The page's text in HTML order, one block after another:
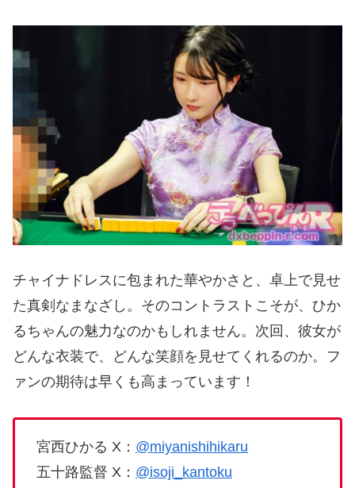
チャイナドレスに包まれた華やかさと、卓上で見せ
た真剣なまなざし。そのコントラストこそが、ひか
るちゃんの魅力なのかもしれません。次回、彼女が
どんな衣装で、どんな笑顔を見せてくれるのか。フ
ァンの期待は早くも高まっています！
宮西ひかる X： @miyanishihikaru
五十路監督 X： @isoji_kantoku